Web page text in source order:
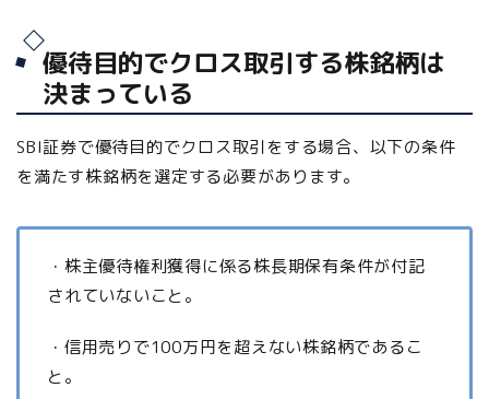
優待目的でクロス取引する株銘柄は
決まっている
SBI証券で優待目的でクロス取引をする場合、以下の条件
を満たす株銘柄を選定する必要があります。
・株主優待権利獲得に係る株長期保有条件が付記
されていないこと。
・信用売りで100万円を超えない株銘柄であるこ
と。